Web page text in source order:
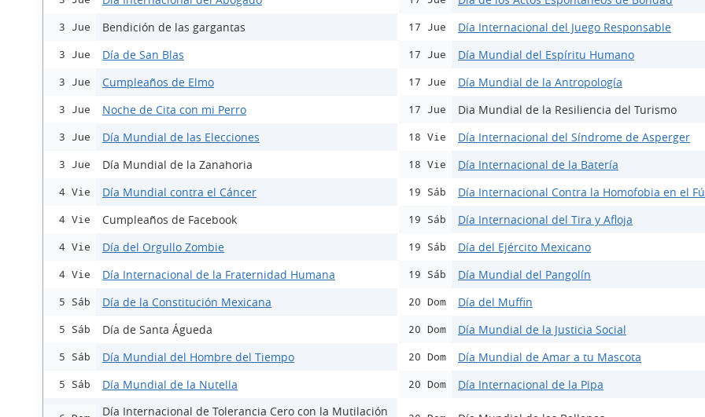
3 Jue Bendición de las gargantas
3 Jue Día de San Blas
3 Jue Cumpleaños de Elmo
3 Jue Noche de Cita con mi Perro
3 Jue Día Mundial de las Elecciones
3 Jue Día Mundial de la Zanahoria
4 Vie Día Mundial contra el Cáncer
4 Vie Cumpleaños de Facebook
4 Vie Día del Orgullo Zombie
4 Vie Día Internacional de la Fraternidad Humana
5 Sáb Día de la Constitución Mexicana
5 Sáb Día de Santa Águeda
5 Sáb Día Mundial del Hombre del Tiempo
5 Sáb Día Mundial de la Nutella
Día Internacional de Tolerancia Cero con la Mutilación
17 Jue Día Internacional del Juego Responsable
17 Jue Día Mundial del Espíritu Humano
17 Jue Día Mundial de la Antropología
17 Jue Dia Mundial de la Resiliencia del Turismo
18 Vie Día Internacional del Síndrome de Asperger
18 Vie Día Internacional de la Batería
19 Sáb Día Internacional Contra la Homofobia en el
19 Sáb Día Internacional del Tira y Afloja
19 Sáb Día del Ejército Mexicano
19 Sáb Día Mundial del Pangolín
20 Dom Día del Muffin
20 Dom Día Mundial de la Justicia Social
20 Dom Día Mundial de Amar a tu Mascota
20 Dom Día Internacional de la Pipa